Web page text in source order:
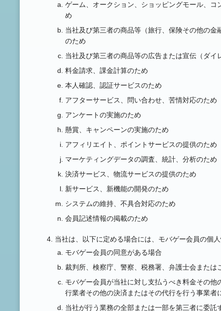
ゲーム、オークション、ショッピングモール、
め
当社及び第三者の商品等（旅行、保険その他の
のため
当社及び第三者の商品等の広告または宣伝（ダ
料金請求、課金計算のため
本人確認、認証サービスのため
アフターサービス、問い合わせ、苦情対応のため
アンケートの実施のため
懸賞、キャンペーンの実施のため
アフィリエイト、ポイントサービスの提供のため
マーケティングデータの調査、統計、分析のため
決済サービス、物流サービスの提供のため
新サービス、新機能の開発のため
システムの維持、不具合対応のため
会員記述情報の掲載のため
当社は、以下に定める場合には、モバゲー会員の個
モバゲー会員の同意がある場合
裁判所、検察庁、警察、税務署、弁護士会また
モバゲー会員が当社に対し支払うべき料金その
行業者その他の決済またはその代行を行う事業者
当社が行う業務の全部または一部を第三者に委託